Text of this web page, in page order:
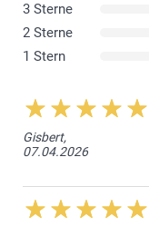
3 Sterne
2 Sterne
1 Stern
Gisbert,
07.04.2026